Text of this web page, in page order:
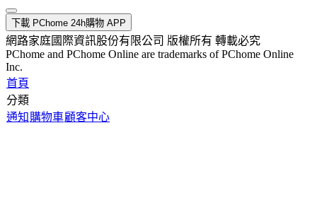
下載 PChome 24h購物 APP
網路家庭國際資訊股份有限公司 版權所有 轉載必究
PChome and PChome Online are trademarks of PChome Online
Inc.
首頁
分類
通知 購物車顧客中心